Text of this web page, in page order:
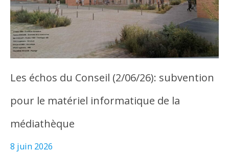
Les échos du Conseil (2/06/26): subvention
pour le matériel informatique de la
médiathèque
8 juin 2026